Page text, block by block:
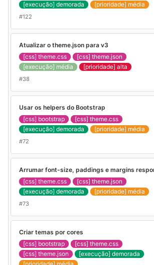
[execução] demorada
[prioridade] média
#122
Atualizar o theme.json para v3
[css] theme.css
[css] theme.json
[execução] média
[prioridade] alta
#38
Usar os helpers do Bootstrap
[css] bootstrap
[css] theme.css
[execução] demorada
[prioridade] média
#72
Arrumar font-size, paddings e margins
[css] theme.css
[css] theme.json
[execução] demorada
[prioridade] média
#73
Criar temas por cores
[css] bootstrap
[css] theme.css
[css] theme.json
[execução] demorada